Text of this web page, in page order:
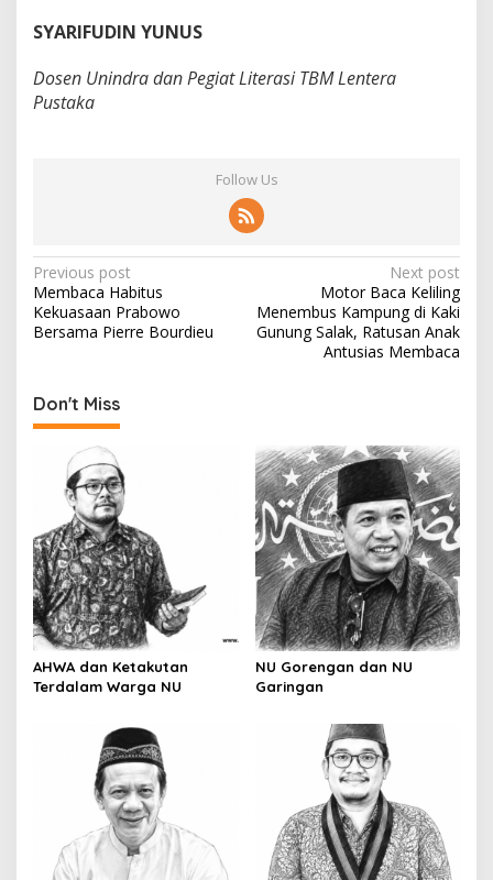
SYARIFUDIN YUNUS
Dosen Unindra dan Pegiat Literasi TBM Lentera
Pustaka
Follow Us
P
o
s
n
a
g
a
t
i
o
n
Previous post
Membaca Habitus
Kekuasaan Prabowo
Bersama Pierre Bourdieu
Next post
Motor Baca Keliling
Menembus Kampung di Kaki
Gunung Salak, Ratusan Anak
Antusias Membaca
Don't Miss
AHWA dan Ketakutan
Terdalam Warga NU
NU Gorengan dan NU
Garingan